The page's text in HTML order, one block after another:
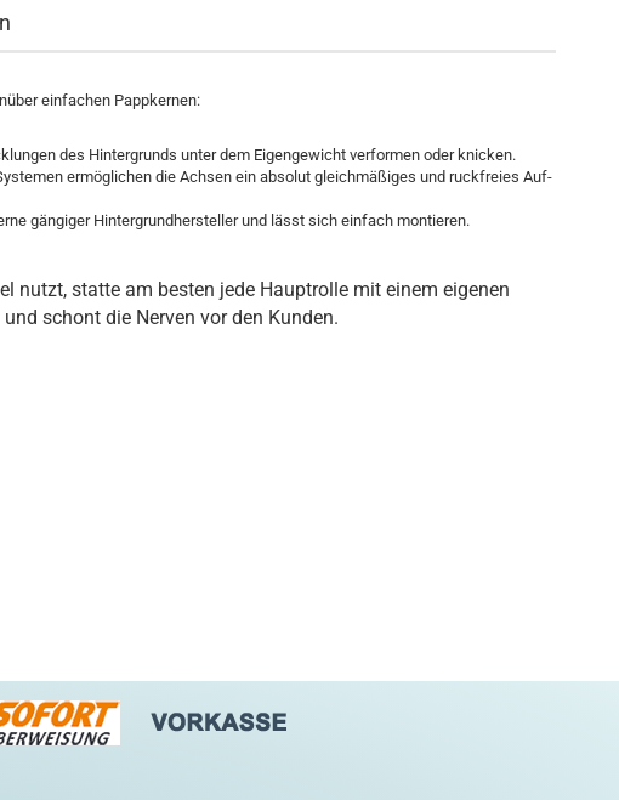
einfachen Pappkernen:
des Hintergrunds unter dem Eigengewicht verformen oder knicken.
ermöglichen die Achsen ein absolut gleichmäßiges und ruckfreies Auf-
gängiger Hintergrundhersteller und lässt sich einfach montieren.iniumkerne
nutzt, statte am besten jede Hauptrolle mit einem eigenen
schont die Nerven vor den Kunden.